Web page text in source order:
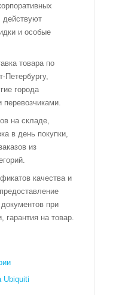
действуют
и особые
товара по
Петербургу,
города
на складе,
в день покупки,
из
качества и
при
гарантия на товар.
Ubiquiti